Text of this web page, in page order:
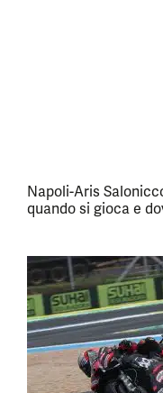
Napoli-Aris
quando si gioca e